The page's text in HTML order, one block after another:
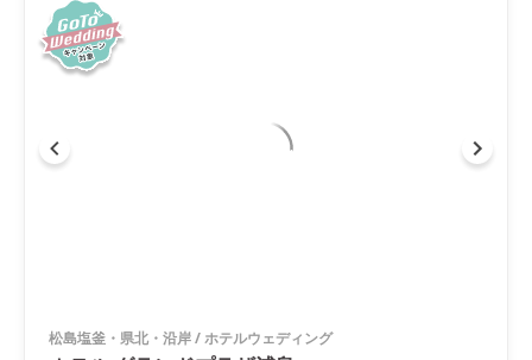
松島塩釜・県北・沿岸/ホテルウェディング